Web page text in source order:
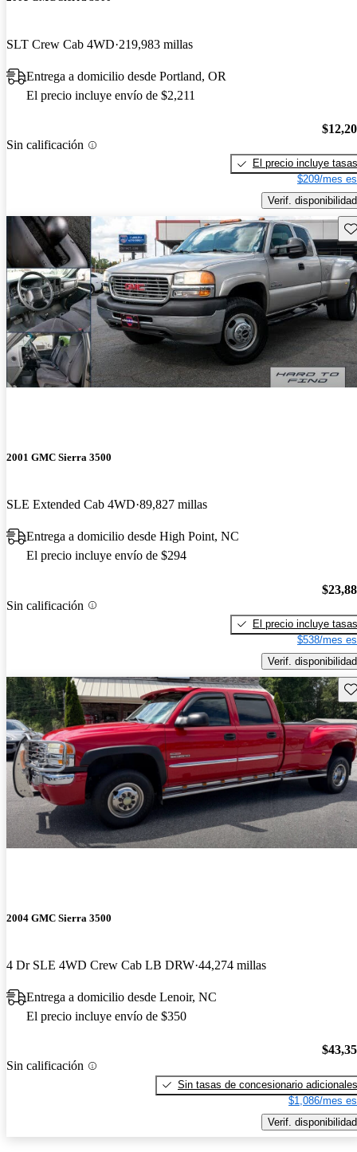
SLT Crew Cab 4WD 219,983 millas
Entrega a domicilio desde Portland, OR
El precio incluye envío de $2,211
Sin calificación
El precio incluye tasas
$209/mes
Verif. disponibilidad
2001 GMC Sierra 3500
SLE Extended Cab 4WD 89,827 millas
Entrega a domicilio desde High Point, NC
El precio incluye envío de $294
Sin calificación
El precio incluye tasas
$538/mes
Verif. disponibilidad
2004 GMC Sierra 3500
4 Dr SLE 4WD Crew Cab LB DRW 44,274 millas
Entrega a domicilio desde Lenoir, NC
El precio incluye envío de $350
Sin calificación
Sin tasas de concesionario adicionales
$1,086/mes
Verif. disponibilidad